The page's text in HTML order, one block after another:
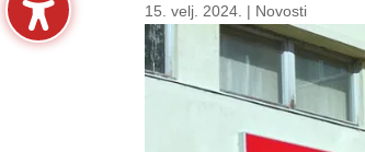
15. velj. 2024. | Novosti